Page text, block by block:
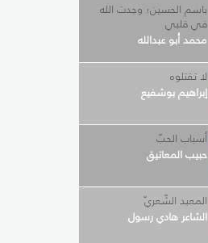
باسم الحسين؛ وجدت الله
في قلبي
محمد أبو عبدالله
لا تقتلوه
إبراهيم بوشفيع
أسباب الحبّ
حبيب المعاتيق
المعبد الشّعريّ
الشاعر هادي رسول